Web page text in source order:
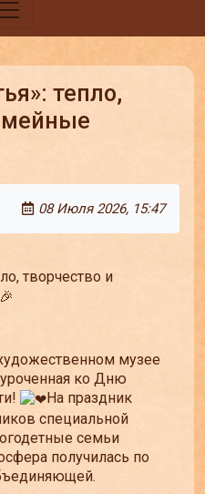
тепло,
08 Июля 2026, 15:47
творчество и
музее
ко Дню
На праздник
специальной
семьи
получилась по